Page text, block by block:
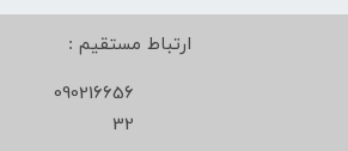
ارتباط مستقیم :
090216656
32